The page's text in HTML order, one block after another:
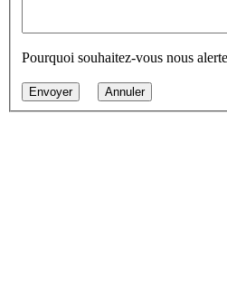
Pourquoi souhaitez-vous nous